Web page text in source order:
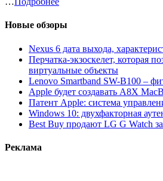
Новые обзоры
Nexus 6 дата выхода,
Перчатка-экзоскелет, которая
виртуальные объекты
Lenovo Smartband SW-B100 –
Apple будет создавать A8X
Патент Apple: система
Windows 10: двухфакторная
Best Buy продают LG G Watch
Реклама